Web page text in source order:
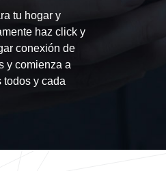
tu hogar y
haz click y
conexión de
y comienza a
todos y cada